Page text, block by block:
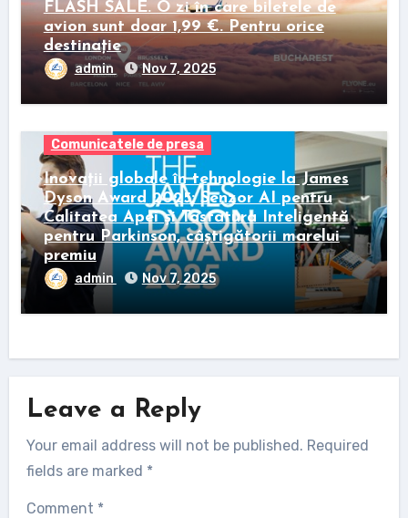
FLASH SALE. O zi în care biletele de
avion sunt doar 1,99 €. Pentru orice
destinație
admin Nov 7, 2025
Comunicatele de presa
Inovații globale în tehnologie la James
Dyson Award 2025: Senzor AI pentru
Calitatea Apei și Tastatura Inteligentă
pentru Parkinson, câștigătorii marelui
premiu
admin Nov 7, 2025
Leave a Reply
Your email address will not be published. Required
fields are marked *
Comment *